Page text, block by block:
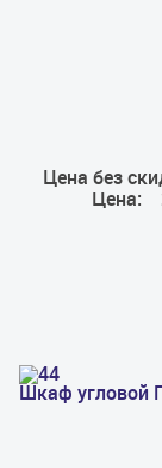
Цена без
Цена:
Шкаф угловой